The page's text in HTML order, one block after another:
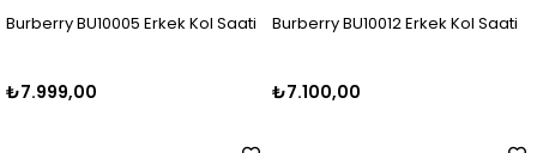
Kol Saati Burberry BU10012 Erkek Kol Saati Burberry BU9906